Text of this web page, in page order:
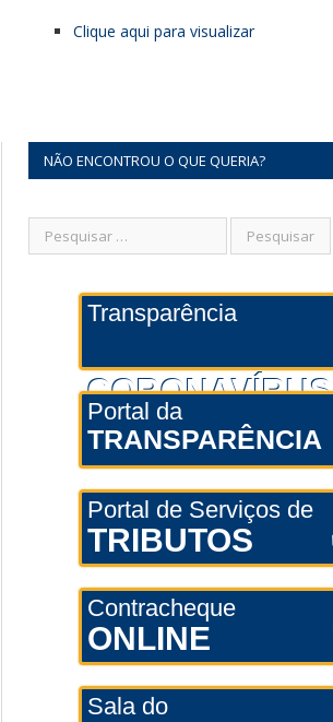
Clique aqui para visualizar
NÃO ENCONTROU O QUE QUERIA?
Transparência
CORONAVÍRUS
Portal da
TRANSPARÊNCIA
Portal de Serviços de
TRIBUTOS
Contracheque
ONLINE
Sala do